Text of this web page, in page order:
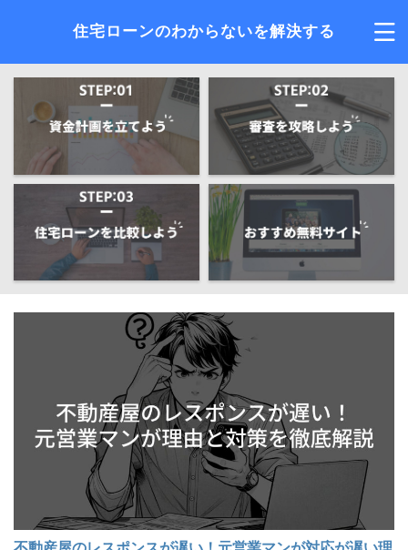
住宅ローンのわからないを解決する